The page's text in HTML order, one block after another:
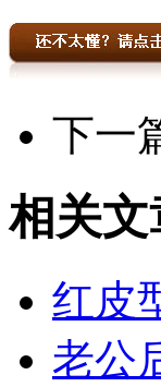
下一
相关文
红皮
老公